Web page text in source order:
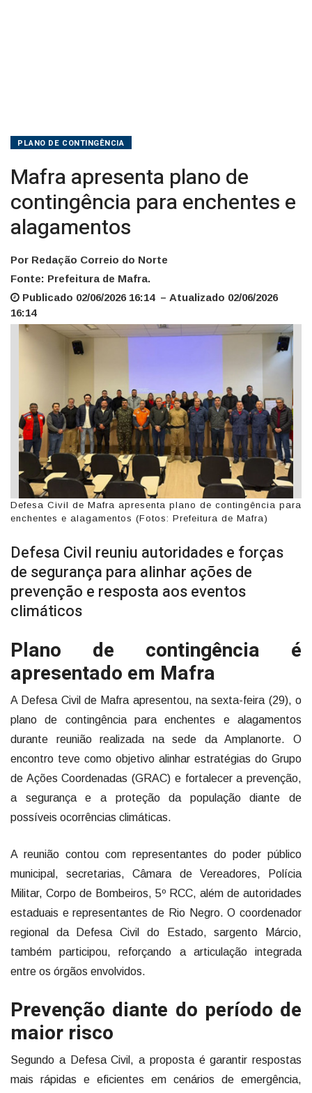
PLANO DE CONTINGÊNCIA
Mafra apresenta plano de
contingência para enchentes e
alagamentos
Por Redação Correio do Norte
Fonte: Prefeitura de Mafra.
Publicado 02/06/2026 16:14 – Atualizado 02/06/2026
16:14
Defesa Civil de Mafra apresenta plano de contingência para
enchentes e alagamentos (Fotos: Prefeitura de Mafra)
Defesa Civil reuniu autoridades e forças
de segurança para alinhar ações de
prevenção e resposta aos eventos
climáticos
Plano de contingência é
apresentado em Mafra
A Defesa Civil de Mafra apresentou, na sexta-feira (29), o
plano de contingência para enchentes e alagamentos
durante reunião realizada na sede da Amplanorte. O
encontro teve como objetivo alinhar estratégias do Grupo
de Ações Coordenadas (GRAC) e fortalecer a prevenção,
a segurança e a proteção da população diante de
possíveis ocorrências climáticas.
A reunião contou com representantes do poder público
municipal, secretarias, Câmara de Vereadores, Polícia
Militar, Corpo de Bombeiros, 5º RCC, além de autoridades
estaduais e representantes de Rio Negro. O coordenador
regional da Defesa Civil do Estado, sargento Márcio,
também participou, reforçando a articulação integrada
entre os órgãos envolvidos.
Prevenção diante do período de
maior risco
Segundo a Defesa Civil, a proposta é garantir respostas
mais rápidas e eficientes em cenários de emergência,